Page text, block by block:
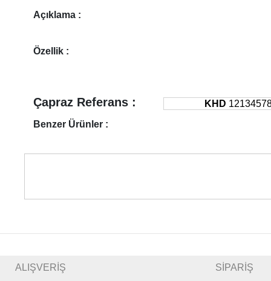
Açıklama :
Özellik :
Çapraz Referans : KHD
Benzer Ürünler :
ALIŞVERİŞ SİPARİŞ